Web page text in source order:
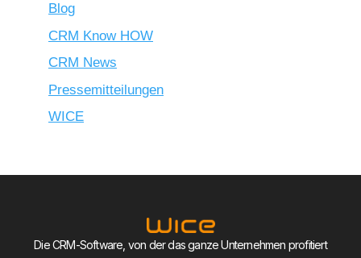
Blog
CRM Know HOW
CRM News
Pressemitteilungen
WICE
Die CRM-Software, von der das ganze Unternehmen profitiert